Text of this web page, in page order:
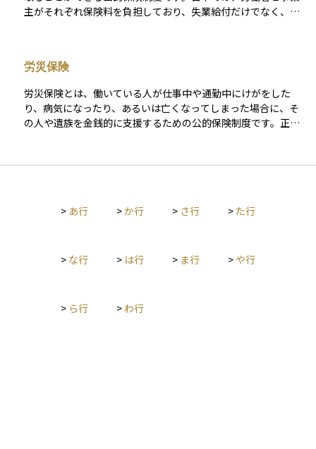
討する際には、補償の範囲や条件をしっかり確認することが重
要です。
主がそれぞれ保険料を負担しており、失業給付だけでなく、教
係にあります。雇用の安定を図るとともに、労働市場のセーフ
ティネットとして重要な位置を占めています。
労災保険
労災保険とは、働いている人が仕事中や通勤中にけがをした
り、病気になったり、あるいは亡くなってしまった場合に、そ
の人や遺族を金銭的に支援するための公的保険制度です。正式
身が支払うことはありません。 治療費の補償だけでなく、働け
の視点から見ると、万が一の事態に備えるセーフティネットと
> あ行 >か行 > さ行 > た行
> な行 > は行 > ま行 > や行
> ら行 > わ行